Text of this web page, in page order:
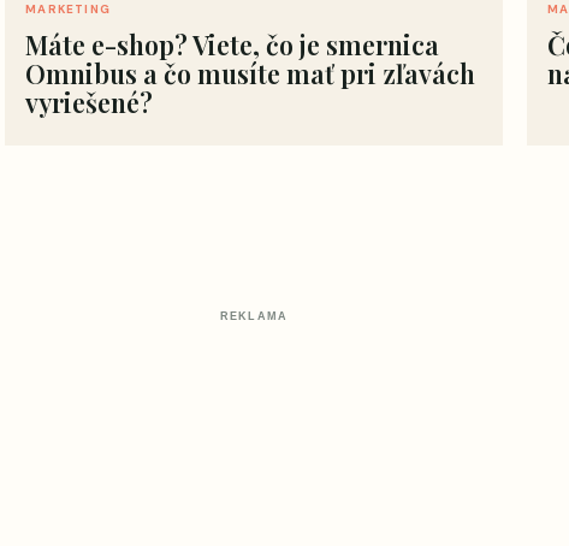
MARKETING
Máte e-shop? Viete, čo je smernica
Omnibus a čo musíte mať pri zľavách
vyriešené?
REKLAMA